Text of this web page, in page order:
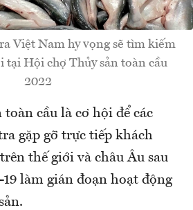
Việt Nam hy vọng sẽ tìm kiếm
tại Hội chợ Thủy sản toàn cầu
2022
cầu là cơ hội để các
gặp gỡ trực tiếp khách
thế giới và châu Âu sau
làm gián đoạn hoạt động